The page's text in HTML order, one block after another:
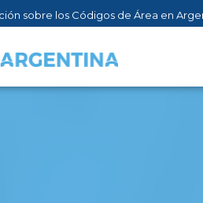
sobre los Códigos de Área en